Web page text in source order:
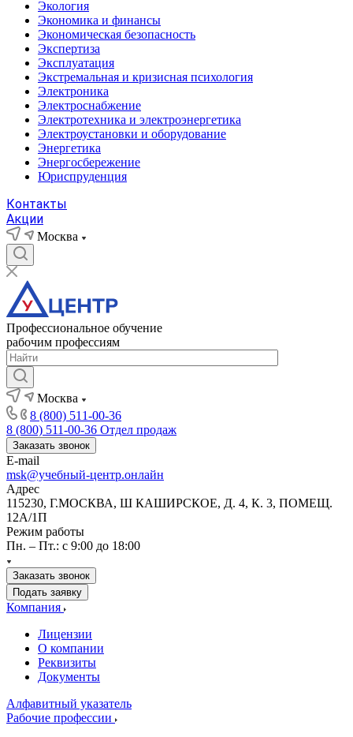
Экология
Экономика и финансы
Экономическая безопасность
Экспертиза
Эксплуатация
Экстремальная и кризисная психология
Электроника
Электроснабжение
Электротехника и электроэнергетика
Электроустановки и оборудование
Энергетика
Энергосбережение
Юриспруденция
Контакты
Акции
Москва
Профессиональное обучение
рабочим профессиям
Москва
8 (800) 511-00-36
8 (800) 511-00-36 Отдел продаж
Заказать звонок
E-mail
msk@учебный-центр.онлайн
Адрес
115230, Г.МОСКВА, Ш КАШИРСКОЕ, Д. 4, К. 3, ПОМЕЩ.
12А/1П
Режим работы
Пн. – Пт.: с 9:00 до 18:00
Заказать звонок
Подать заявку
Компания
Лицензии
О компании
Реквизиты
Документы
Алфавитный указатель
Рабочие профессии